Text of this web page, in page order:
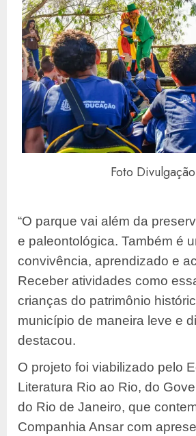
Foto Divulgação
“O parque vai além da
e paleontológica. Também é
convivência, aprendizado e
Receber atividades como
crianças do patrimônio
município de maneira leve e
destacou.
O projeto foi viabilizado pelo
Literatura Rio ao Rio, do
do Rio de Janeiro, que
Companhia Ansar com